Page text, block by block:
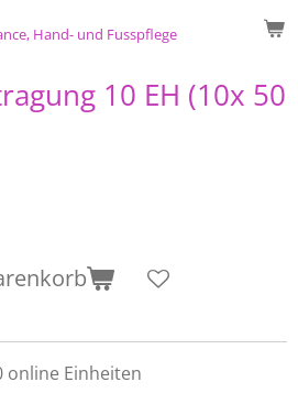
Hand- und Fusspflege
10 EH (10x 50
online Einheiten